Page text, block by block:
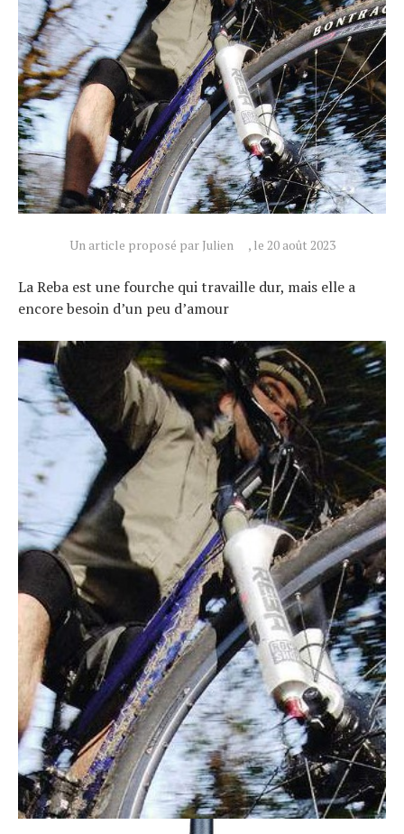
Un article proposé par Julien , le 20 août 2023
La Reba est une fourche qui travaille dur, mais elle a
encore besoin d’un peu d’amour